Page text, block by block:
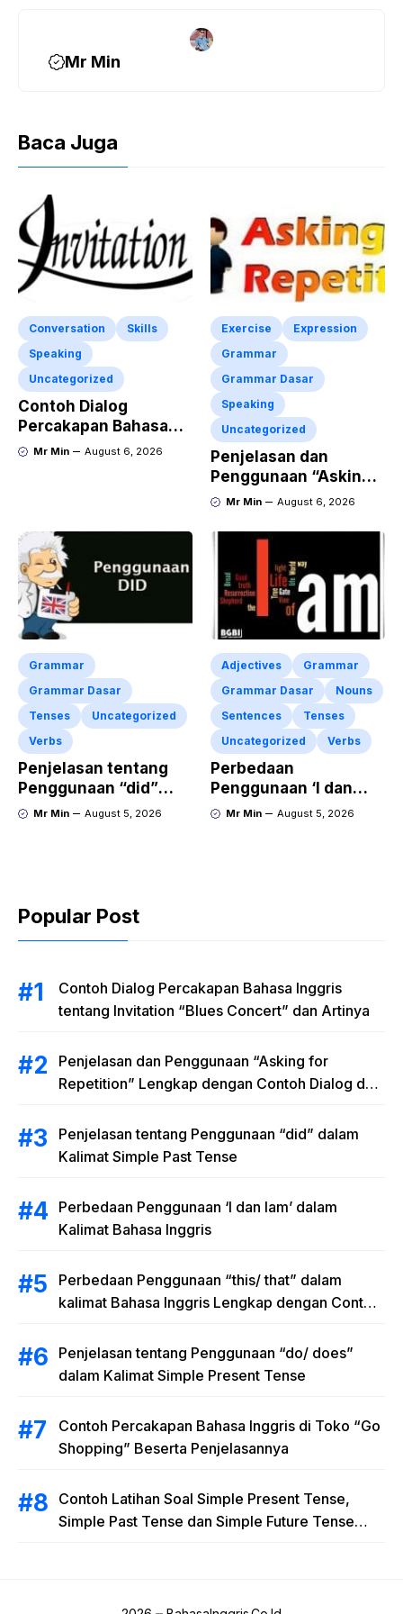
Mr Min
Baca Juga
Conversation
Skills
Speaking
Uncategorized
Contoh Dialog
Percakapan Bahasa
Inggris tentang
Mr Min August 6, 2026
Exercise
Expression
Grammar
Grammar Dasar
Speaking
Uncategorized
Penjelasan dan
Penggunaan “Asking
for Repetition”
Contoh Dialog dan
Latihan Soal
Mr Min August 6, 2026
Grammar
Grammar Dasar
Tenses
Uncategorized
Verbs
Penjelasan tentang
Penggunaan “did”
dalam Kalimat Simple
Mr Min August 5, 2026
Adjectives
Grammar
Grammar Dasar
Nouns
Sentences
Tenses
Uncategorized
Verbs
Perbedaan
Penggunaan ‘I dan
Iam’ dalam Kalimat
Mr Min August 5, 2026
Popular Post
Contoh Dialog Percakapan Bahasa Inggris
tentang Invitation “Blues Concert” dan Artinya
Penjelasan dan Penggunaan “Asking for
Repetition” Lengkap dengan Contoh Dialog dan
Penjelasan tentang Penggunaan “did” dalam
Kalimat Simple Past Tense
Perbedaan Penggunaan ‘I dan Iam’ dalam
Kalimat Bahasa Inggris
Perbedaan Penggunaan “this/ that” dalam
kalimat Bahasa Inggris Lengkap dengan Contoh
Penjelasan tentang Penggunaan “do/ does”
dalam Kalimat Simple Present Tense
Contoh Percakapan Bahasa Inggris di Toko “Go
Shopping” Beserta Penjelasannya
Contoh Latihan Soal Simple Present Tense,
Simple Past Tense dan Simple Future Tense